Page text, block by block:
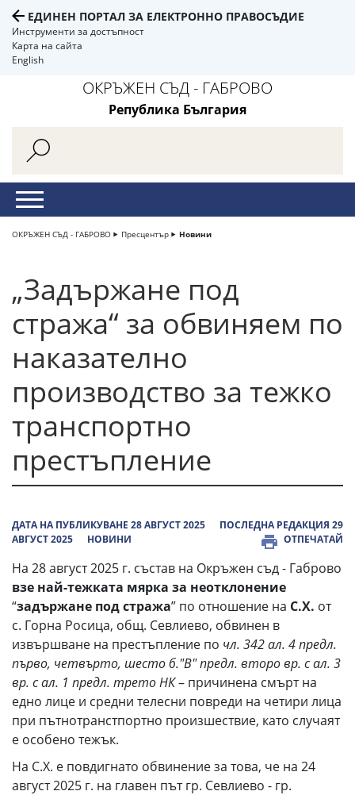
ЕДИНЕН ПОРТАЛ ЗА ЕЛЕКТРОННО ПРАВОСЪДИЕ
Инструменти за достъпност
Карта на сайта
English
ОКРЪЖЕН СЪД - ГАБРОВО
Република България
ОКРЪЖЕН СЪД - ГАБРОВО Пресцентър Новини
„Задържане под
стража“ за обвиняем по
наказателно
производство за тежко
транспортно
престъпление
ДАТА НА ПУБЛИКУВАНЕ 28 АВГУСТ 2025
ПОСЛЕДНА РЕДАКЦИЯ 29
АВГУСТ 2025
НОВИНИ ОТПЕЧАТАЙ
На 28 август 2025 г. състав на Окръжен съд - Габрово
взе най-тежката мярка за неотклонение
“задържане под стража” по отношение на С.Х. от
с. Горна Росица, общ. Севлиево, обвинен в
извършване на престъпление по чл. 342 ал. 4 предл.
първо, четвърто, шесто б."В" предл. второ вр. с ал. 3
вр. с ал. 1 предл. трето НК– причинена смърт на
едно лице и средни телесни повреди на четири лица
при пътнотранстпортно произшествие, като случаят
е особено тежък.
На С.Х. е повдигнато обвинение за това, че на 24
август 2025 г. на главен път гр. Севлиево - гр.